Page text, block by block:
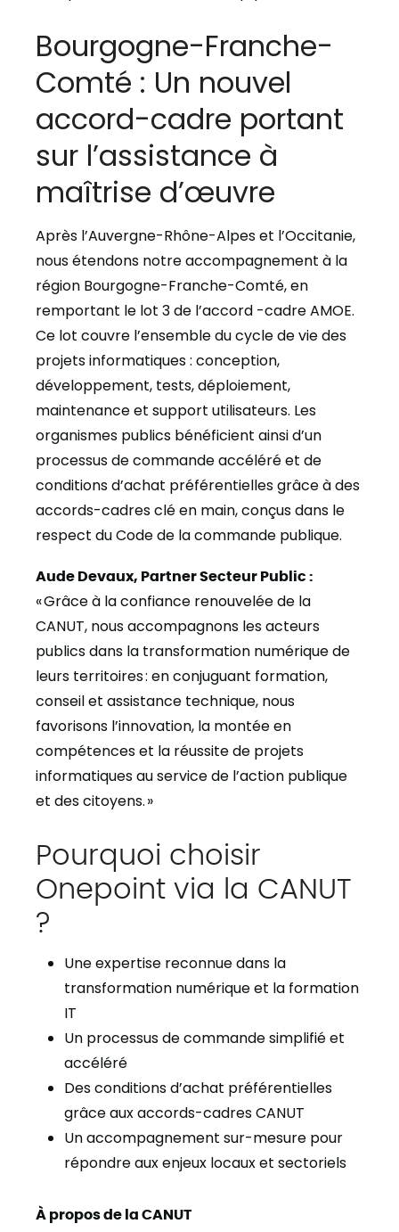
Bourgogne-Franche-
Comté : Un nouvel
accord-cadre portant
sur l’assistance à
maîtrise d’œuvre
Après l’Auvergne-Rhône-Alpes et l’Occitanie,
nous étendons notre accompagnement à la
région Bourgogne-Franche-Comté, en
remportant le lot 3 de l’accord -cadre AMOE.
Ce lot couvre l’ensemble du cycle de vie des
projets informatiques : conception,
développement, tests, déploiement,
maintenance et support utilisateurs. Les
organismes publics bénéficient ainsi d’un
processus de commande accéléré et de
conditions d’achat préférentielles grâce à des
accords-cadres clé en main, conçus dans le
respect du Code de la commande publique.
Aude Devaux, Partner Secteur Public :
« Grâce à la confiance renouvelée de la
CANUT, nous accompagnons les acteurs
publics dans la transformation numérique de
leurs territoires : en conjuguant formation,
conseil et assistance technique, nous
favorisons l’innovation, la montée en
compétences et la réussite de projets
informatiques au service de l’action publique
et des citoyens. »
Pourquoi choisir
Onepoint via la CANUT
?
Une expertise reconnue dans la
transformation numérique et la formation
IT
Un processus de commande simplifié et
accéléré
Des conditions d’achat préférentielles
grâce aux accords-cadres CANUT
Un accompagnement sur-mesure pour
répondre aux enjeux locaux et sectoriels
À propos de la CANUT